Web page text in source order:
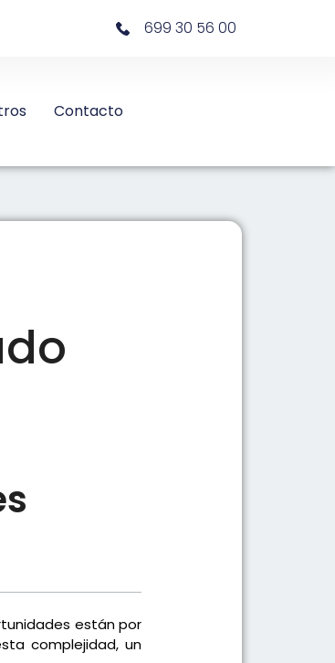
699 30 56 00
Contacto
están por
complejidad, un